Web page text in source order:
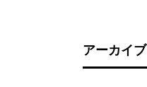
アーカイブ